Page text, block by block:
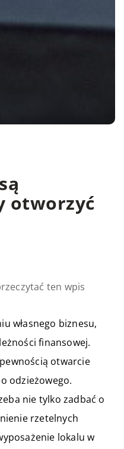
otworzyć
ten wpis
własnego biznesu,
finansowej.
otwarcie
odzieżowego.
nie tylko zadbać o
rzetelnych
lokalu w